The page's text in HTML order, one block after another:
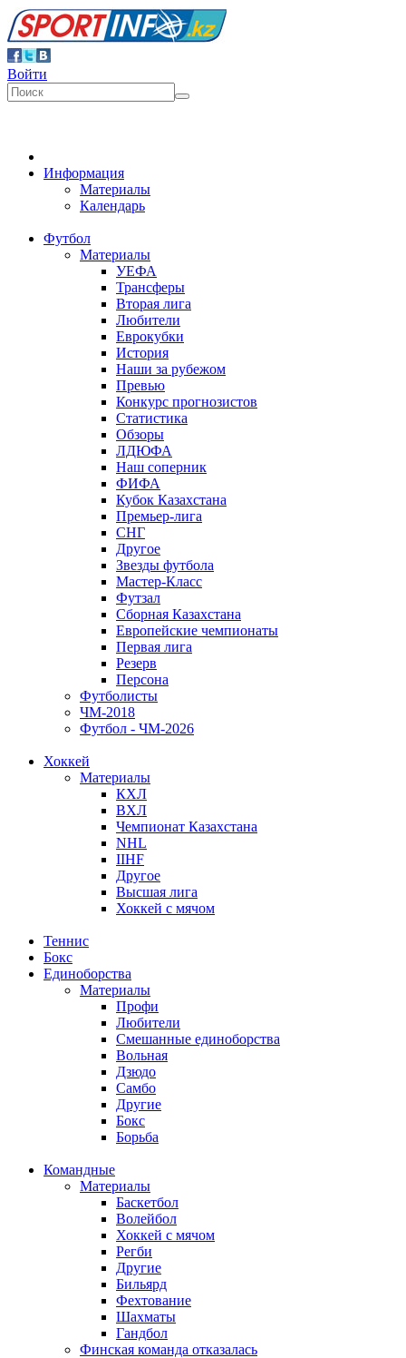
Войти
Информация
Материалы
Календарь
Футбол
Материалы
УЕФА
Трансферы
Вторая лига
Любители
Еврокубки
История
Наши за рубежом
Превью
Конкурс прогнозистов
Статистика
Обзоры
ЛДЮФА
Наш соперник
ФИФА
Кубок Казахстана
Премьер-лига
СНГ
Другое
Звезды футбола
Мастер-Класс
Футзал
Сборная Казахстана
Европейские чемпионаты
Первая лига
Резерв
Персона
Футболисты
ЧМ-2018
Футбол - ЧМ-2026
Хоккей
Материалы
КХЛ
ВХЛ
Чемпионат Казахстана
NHL
IIHF
Другое
Высшая лига
Хоккей с мячом
Теннис
Бокс
Единоборства
Материалы
Профи
Любители
Смешанные единоборства
Вольная
Дзюдо
Самбо
Другие
Бокс
Борьба
Командные
Материалы
Баскетбол
Волейбол
Хоккей с мячом
Регби
Другие
Бильярд
Фехтование
Шахматы
Гандбол
Финская команда отказалась